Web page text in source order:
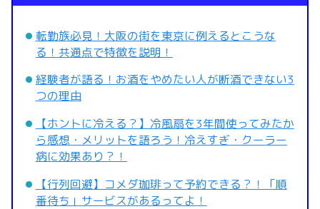
転勤族必見！大阪の街を東京に例えるとこうな
る！共通点で特徴を説明！
経験者が語る！お酒をやめたい人が断酒できない3
つの理由
【ホントに冷える？】冷風扇を3年間使ってみたか
ら感想・メリットを語ろう！冷えすぎ・クーラー
病に効果あり？！
【行列回避】コメダ珈琲って予約できる？！「順
番待ち」サービスがあるってよ！